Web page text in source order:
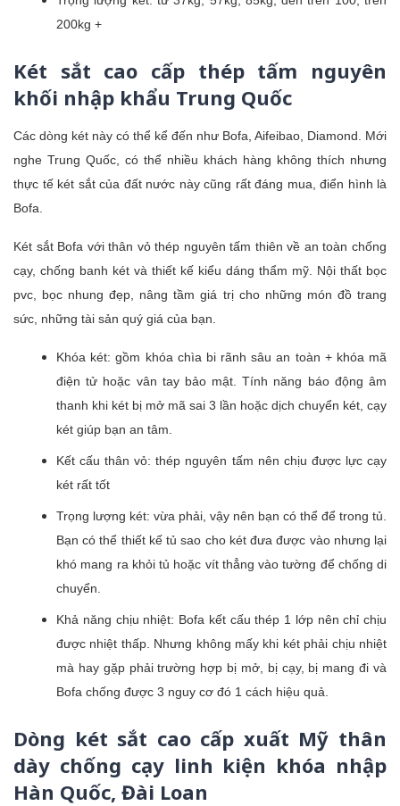
200kg +
Két sắt cao cấp thép tấm nguyên
khối nhập khẩu Trung Quốc
Các dòng két này có thể kể đến như Bofa, Aifeibao, Diamond. Mới
nghe Trung Quốc, có thể nhiều khách hàng không thích nhưng
thực tế két sắt của đất nước này cũng rất đáng mua, điển hình là
Bofa.
Két sắt Bofa với thân vỏ thép nguyên tấm thiên về an toàn chống
cạy, chống banh két và thiết kế kiểu dáng thẩm mỹ. Nội thất bọc
pvc, bọc nhung đẹp, nâng tầm giá trị cho những món đồ trang
sức, những tài sản quý giá của bạn.
Khóa két: gồm khóa chìa bi rãnh sâu an toàn + khóa mã
điện tử hoặc vân tay bảo mật. Tính năng báo động âm
thanh khi két bị mở mã sai 3 lần hoặc dịch chuyển két, cạy
két giúp bạn an tâm.
Kết cấu thân vỏ: thép nguyên tấm nên chịu được lực cạy
két rất tốt
Trọng lượng két: vừa phải, vậy nên bạn có thể để trong tủ.
Bạn có thể thiết kế tủ sao cho két đưa được vào nhưng lại
khó mang ra khỏi tủ hoặc vít thẳng vào tường để chống di
chuyển.
Khả năng chịu nhiệt: Bofa kết cấu thép 1 lớp nên chỉ chịu
được nhiệt thấp. Nhưng không mấy khi két phải chịu nhiệt
mà hay gặp phải trường hợp bị mở, bị cạy, bị mang đi và
Bofa chống được 3 nguy cơ đó 1 cách hiệu quả.
Dòng két sắt cao cấp xuất Mỹ thân
dày chống cạy linh kiện khóa nhập
Hàn Quốc, Đài Loan